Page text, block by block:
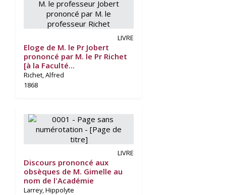
LIVRE
Eloge de M. le Pr Jobert
prononcé par M. le Pr Richet
[à la Faculté...
Richet, Alfred
1868
LIVRE
Discours prononcé aux
obsèques de M. Gimelle au
nom de l'Académie
Larrey, Hippolyte